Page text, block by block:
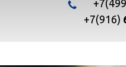
+7(916)